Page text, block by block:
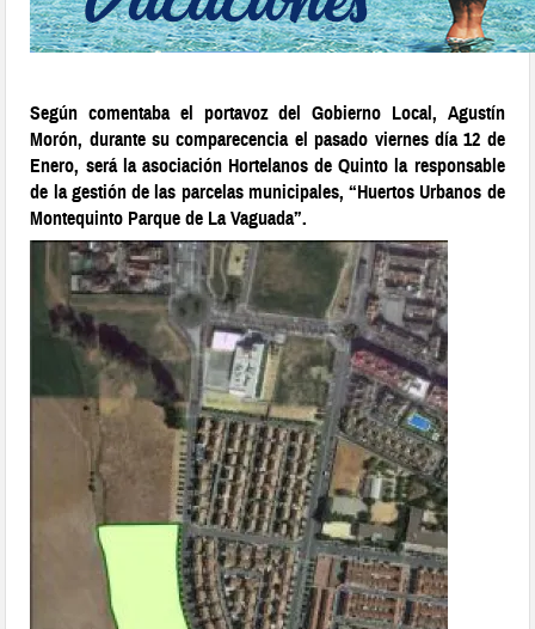
Según comentaba el portavoz del Gobierno Local, Agustín
Morón, durante su comparecencia el pasado viernes día 12 de
Enero, será la asociación Hortelanos de Quinto la responsable
de la gestión de las parcelas municipales, “Huertos Urbanos de
Montequinto Parque de La Vaguada”.